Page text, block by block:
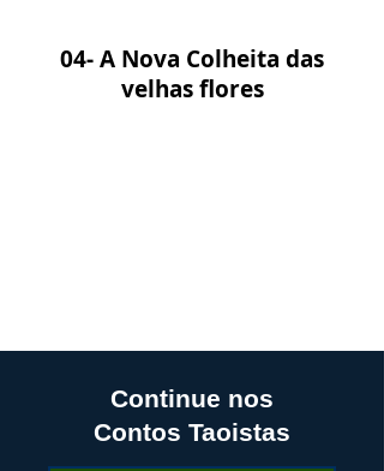
04- A Nova Colheita das
velhas flores
Continue nos
Contos Taoistas